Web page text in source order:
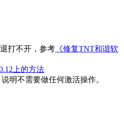
打不开，参考 《修复TNT和谐软
上的方法
明不需要做任何激活操作。